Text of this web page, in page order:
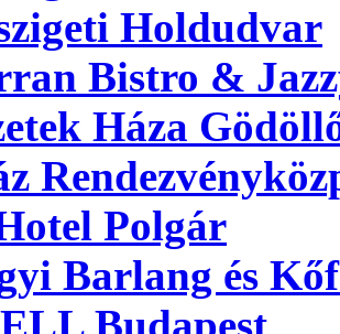
Holdudvar
Bistro &
Háza
Polgár
Barlang és